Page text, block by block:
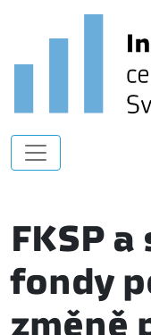
FKSP
fondy
změně